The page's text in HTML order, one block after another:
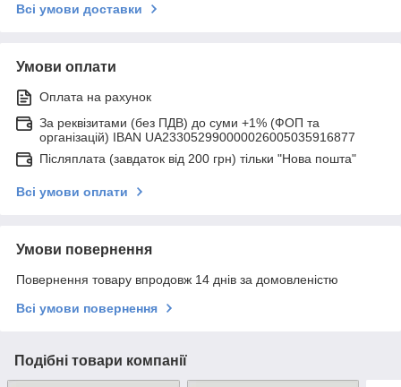
Всі умови доставки
Умови оплати
Оплата на рахунок
За реквізитами (без ПДВ) до суми +1% (ФОП та
організацій) IBAN UA233052990000026005035916877
Післяплата (завдаток від 200 грн) тільки "Нова пошта"
Всі умови оплати
Умови повернення
Повернення товару впродовж 14 днів за домовленістю
Всі умови повернення
Подібні товари компанії